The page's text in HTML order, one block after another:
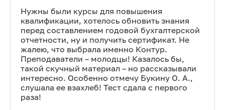
Нужны были курсы для повышения
квалификации, хотелось обновить знания
перед составлением годовой бухгалтерской
отчетности, ну и получить сертификат. Не
жалею, что выбрала именно Контур.
Преподаватели – молодцы! Казалось бы,
такой скучный материал – но рассказывали
интересно. Особенно отмечу Букину О. А.,
слушала ее взахлеб! Тест сдала с первого
раза!